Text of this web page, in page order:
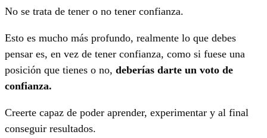
No se trata de tener o no tener confianza.
Esto es mucho más profundo, realmente lo que debes
pensar es, en vez de tener confianza, como si fuese una
posición que tienes o no, deberías darte un voto de
confianza.
Creerte capaz de poder aprender, experimentar y al final
conseguir resultados.